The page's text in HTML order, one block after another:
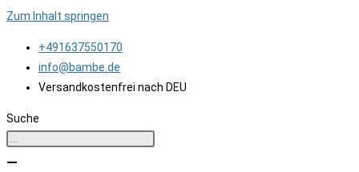
Zum Inhalt springen
+491637550170
info@bambe.de
Versandkostenfrei nach DEU
Suche